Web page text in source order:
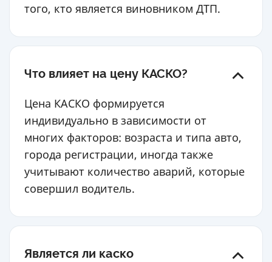
того, кто является виновником ДТП.
Что влияет на цену КАСКО?
Цена КАСКО формируется
индивидуально в зависимости от
многих факторов: возраста и типа авто,
города регистрации, иногда также
учитывают количество аварий, которые
совершил водитель.
Является ли каско